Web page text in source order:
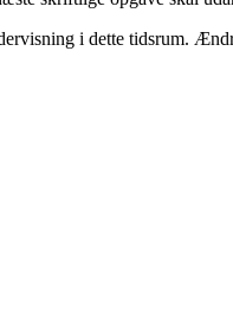
i dette tidsrum.